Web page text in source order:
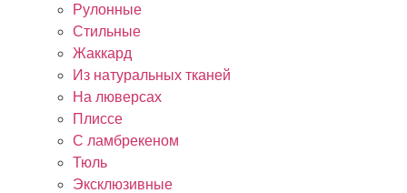
Рулонные
Стильные
Жаккард
Из натуральных тканей
На люверсах
Плиссе
С ламбрекеном
Тюль
Эксклюзивные